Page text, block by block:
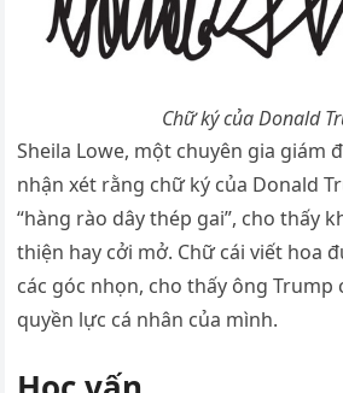
Chữ ký của Donald
Sheila Lowe, một chuyên gia giám
nhận xét rằng chữ ký của Donald
“hàng rào dây thép gai”, cho thấy
thiện hay cởi mở. Chữ cái viết hoa
các góc nhọn, cho thấy ông
quyền lực cá nhân của mình.